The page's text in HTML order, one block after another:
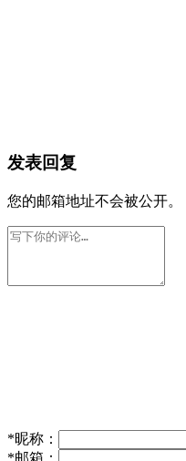
发表回复
您的邮箱地址不会被公开。
*昵称：
*邮箱：